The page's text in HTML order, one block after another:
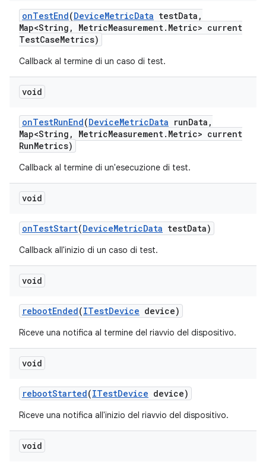
onTestEnd(DeviceMetricData testData ,
Map<String , MetricMeasurement. Metric> current
TestCaseMetrics)
Callback al termine di un caso di test.
void
onTestRunEnd(DeviceMetricData runData ,
Map<String , MetricMeasurement. Metric> current
RunMetrics)
Callback al termine di un'esecuzione di test.
void
onTestStart(DeviceMetricData testData)
Callback all'inizio di un caso di test.
void
rebootEnded(ITestDevice device)
Riceve una notifica al termine del riavvio del dispositivo.
void
rebootStarted(ITestDevice device)
Riceve una notifica all'inizio del riavvio del dispositivo.
void